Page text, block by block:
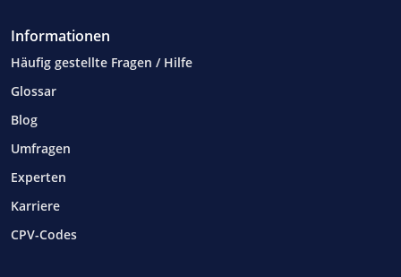
Informationen
Häufig gestellte Fragen / Hilfe
Glossar
Blog
Umfragen
Experten
Karriere
CPV-Codes